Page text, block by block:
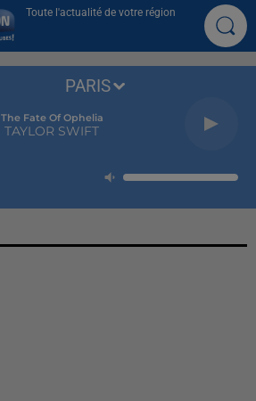
Toute l'actualité de votre région
The Fate Of Ophelia
TAYLOR SWIFT
PARIS